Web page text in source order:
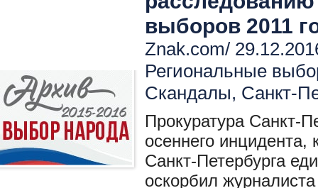
выборов 2011
Znak.com/
Региональные
Скандалы, Санкт-
Прокуратура Санкт-
осеннего инцидента,
Санкт-Петербурга
оскорбил